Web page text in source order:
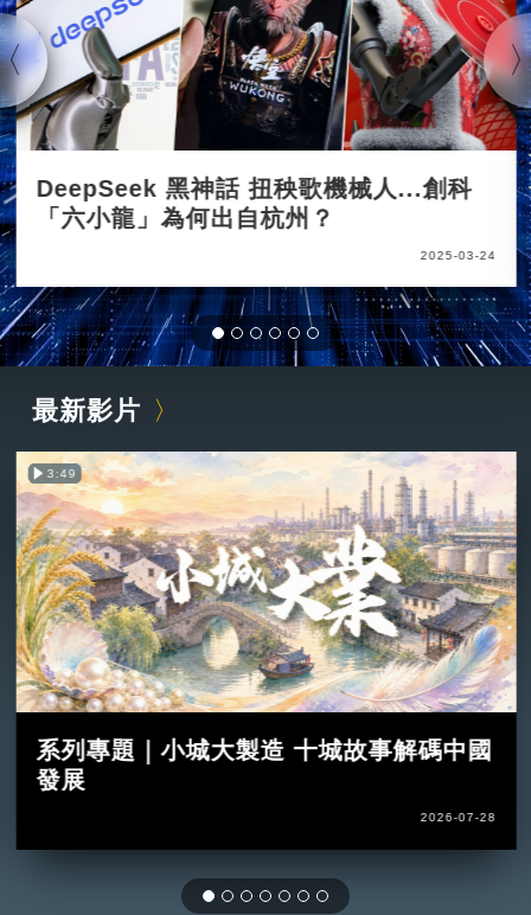
DeepSeek 黑神話 扭秧歌機械人...創科
「六小龍」為何出自杭州？
2025-03-24
最新影片
3:49
系列專題｜小城大製造 十城故事解碼中國
發展
2026-07-28